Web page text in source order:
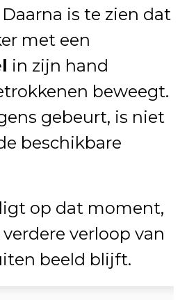
is te zien dat
met een
in zijn hand
beweegt.
gebeurt, is niet
beschikbare
op dat moment,
verloop van
beeld blijft.